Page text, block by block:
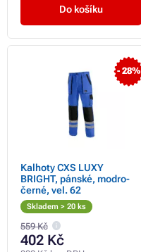
Do košíku
- 28%
Kalhoty CXS LUXY
BRIGHT, pánské, modro-
černé, vel. 62
Skladem > 20 ks
559 Kč
402 Kč